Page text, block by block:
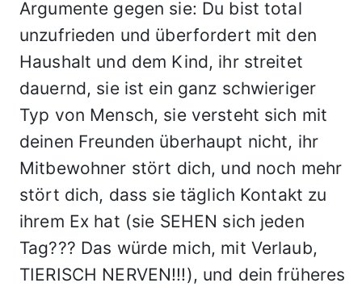
Argumente gegen sie: Du bist total
unzufrieden und überfordert mit den
Haushalt und dem Kind, ihr streitet
dauernd, sie ist ein ganz schwieriger
Typ von Mensch, sie versteht sich mit
deinen Freunden überhaupt nicht, ihr
Mitbewohner stört dich, und noch mehr
stört dich, dass sie täglich Kontakt zu
ihrem Ex hat (sie SEHEN sich jeden
Tag??? Das würde mich, mit Verlaub,
TIERISCH NERVEN!!!), und dein früheres